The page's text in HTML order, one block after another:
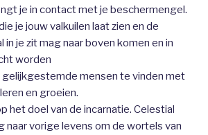
je in contact met je beschermengel.
je jouw valkuilen laat zien en de
in je zit mag naar boven komen en in
worden
gelijkgestemde mensen te vinden met
en groeien.
het doel van de incarnatie. Celestial
naar vorige levens om de wortels van